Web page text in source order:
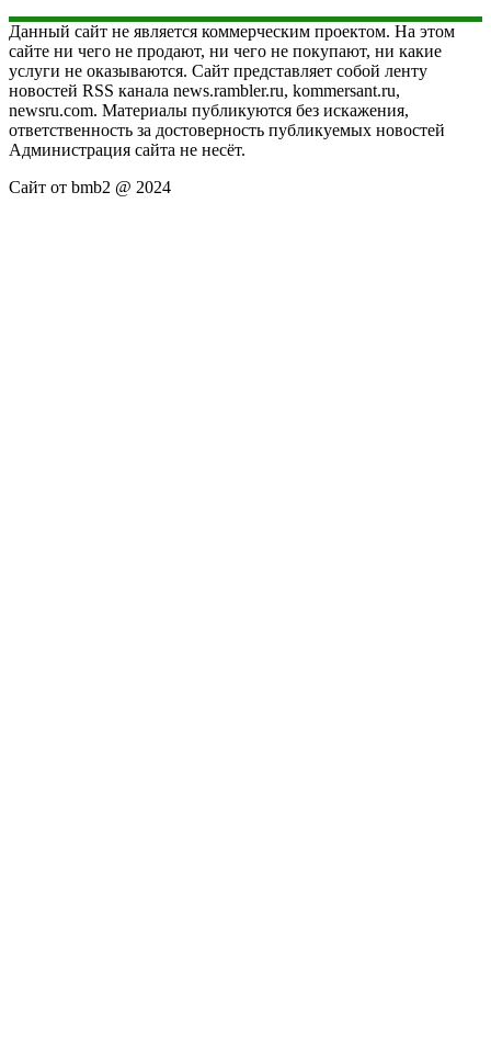
Данный сайт не является коммерческим проектом. На этом
сайте ни чего не продают, ни чего не покупают, ни какие
услуги не оказываются. Сайт представляет собой ленту
новостей RSS канала news.rambler.ru, kommersant.ru,
newsru.com. Материалы публикуются без искажения,
ответственность за достоверность публикуемых новостей
Администрация сайта не несёт.
Сайт от bmb2 @ 2024